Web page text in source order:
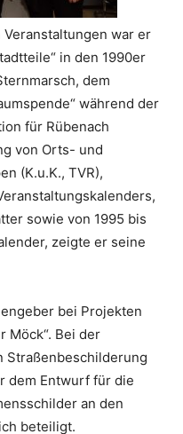
war er
in den 1990er
dem
während der
für Rübenach
von Orts- und
(K.u.K., TVR),
sowie von 1995 bis
zeigte er seine
bei Projekten
Möck“. Bei der
Straßenbeschilderung
dem Entwurf für die
an den
beteiligt.